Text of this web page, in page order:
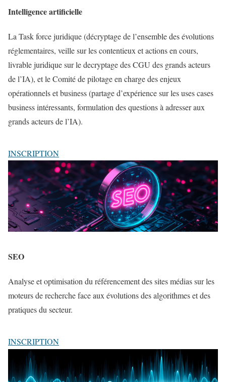
Intelligence artificielle
La Task force juridique (décryptage de l’ensemble des évolutions
réglementaires, veille sur les contentieux et actions en cours,
livrable juridique sur le decryptage des CGU des grands acteurs
de l’IA), et le Comité de pilotage en charge des enjeux
opérationnels et business (partage d’expérience sur les uses cases
business intéressants, formulation des questions à adresser aux
grands acteurs de l’IA).
INSCRIPTION
SEO
Analyse et optimisation du référencement des sites médias sur les
moteurs de recherche face aux évolutions des algorithmes et des
pratiques du secteur.
INSCRIPTION